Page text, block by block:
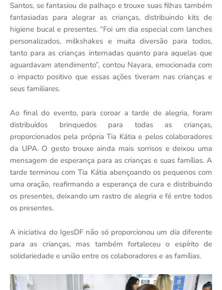
Santos, se fantasiou de palhaço e trouxe suas filhas também
fantasiadas para alegrar as crianças, distribuindo kits de
higiene bucal e presentes. “Foi um dia especial com lanches
personalizados, milkshakes e muita diversão para todos,
tanto para as crianças internadas quanto para aquelas que
aguardavam atendimento”, contou Nayara, emocionada com
o impacto positivo que essas ações tiveram nas crianças e
seus familiares.
Ao final do evento, para coroar a tarde de alegria, foram
distribuídos brinquedos para todas as crianças,
proporcionados pela própria Tia Kátia e pelos colaboradores
da UPA. O gesto trouxe ainda mais sorrisos e deixou uma
mensagem de esperança para as crianças e suas famílias. A
tarde terminou com Tia Kátia abençoando os pequenos com
uma oração, reafirmando a esperança de cura e distribuindo
os presentes, deixando um rastro de alegria e fé entre todos
os presentes.
A iniciativa do IgesDF não só proporcionou um dia diferente
para as crianças, mas também fortaleceu o espírito de
solidariedade e união entre os colaboradores e as famílias.